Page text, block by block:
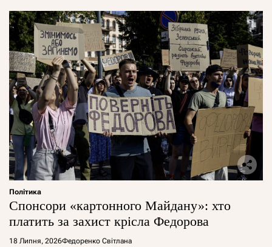
Політика
Спонсори «картонного Майдану»: хто
платить за захист крісла Федорова
18 Липня, 2026Федоренко Світлана